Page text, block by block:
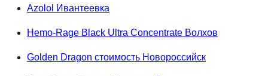
Azolol Ивантеевка
Hemo-Rage Black Ultra Concentrate Волхов
Golden Dragon стоимость Новороссийск